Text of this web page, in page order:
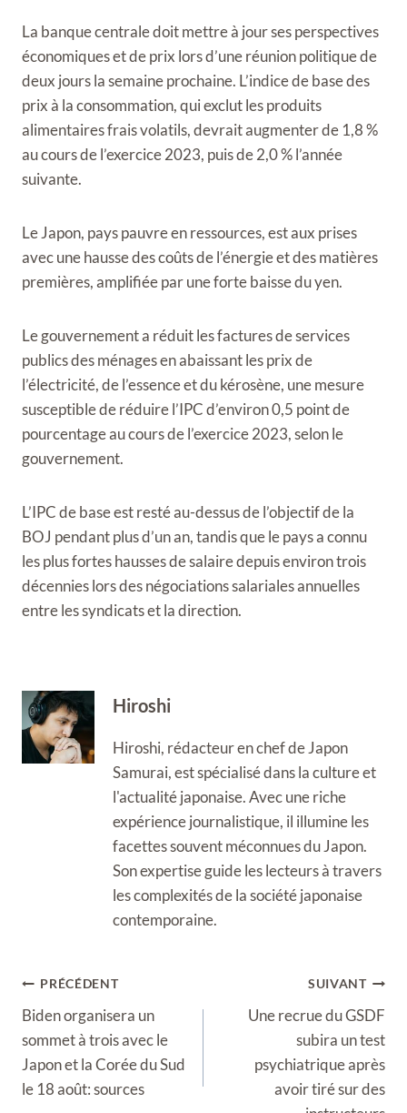
La banque centrale doit mettre à jour ses perspectives
économiques et de prix lors d’une réunion politique de
deux jours la semaine prochaine. L’indice de base des
prix à la consommation, qui exclut les produits
alimentaires frais volatils, devrait augmenter de 1,8 %
au cours de l’exercice 2023, puis de 2,0 % l’année
suivante.
Le Japon, pays pauvre en ressources, est aux prises
avec une hausse des coûts de l’énergie et des matières
premières, amplifiée par une forte baisse du yen.
Le gouvernement a réduit les factures de services
publics des ménages en abaissant les prix de
l’électricité, de l’essence et du kérosène, une mesure
susceptible de réduire l’IPC d’environ 0,5 point de
pourcentage au cours de l’exercice 2023, selon le
gouvernement.
L’IPC de base est resté au-dessus de l’objectif de la
BOJ pendant plus d’un an, tandis que le pays a connu
les plus fortes hausses de salaire depuis environ trois
décennies lors des négociations salariales annuelles
entre les syndicats et la direction.
Hiroshi
Hiroshi, rédacteur en chef de Japon
Samurai, est spécialisé dans la culture et
l'actualité japonaise. Avec une riche
expérience journalistique, il illumine les
facettes souvent méconnues du Japon.
Son expertise guide les lecteurs à travers
les complexités de la société japonaise
contemporaine.
Navigation
de
PRÉCÉDENT
Biden organisera un
sommet à trois avec le
Japon et la Corée du Sud
le 18 août: sources
SUIVANT
Une recrue du GSDF
subira un test
psychiatrique après
avoir tiré sur des